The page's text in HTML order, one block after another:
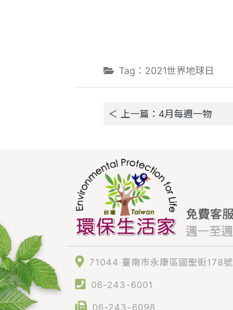
Tag：2021世界地球日
＜ 上一篇：4月每週一物
71044 臺南市永康區國聖街178號
06-243-6001
06-243-6098